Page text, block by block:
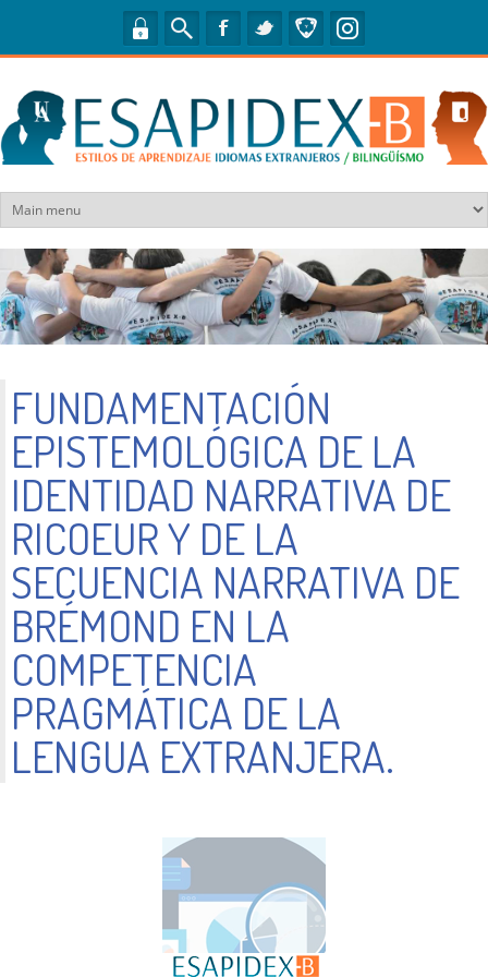
Pasar al contenido principal
FUNDAMENTACIÓN
EPISTEMOLÓGICA DE LA
IDENTIDAD NARRATIVA DE
RICOEUR Y DE LA
SECUENCIA NARRATIVA DE
BRÉMOND EN LA
COMPETENCIA
PRAGMÁTICA DE LA
LENGUA EXTRANJERA.